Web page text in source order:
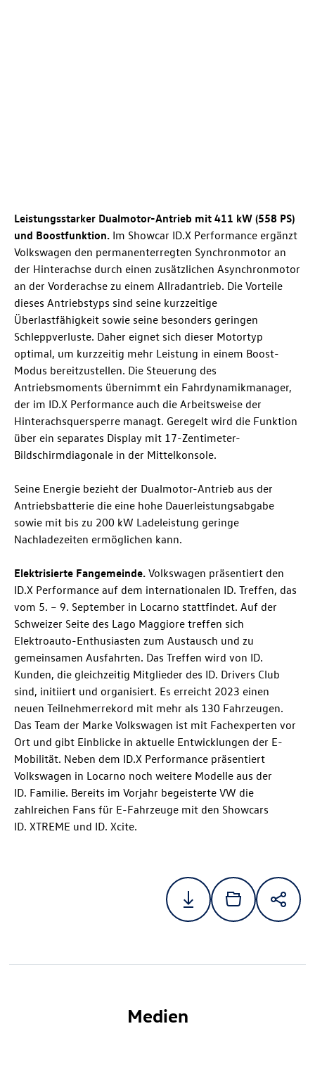
Leistungsstarker Dualmotor-Antrieb mit 411 kW (558 PS)
und Boostfunktion. Im Showcar ID.X Performance ergänzt
Volkswagen den permanenterregten Synchronmotor an
der Hinterachse durch einen zusätzlichen Asynchronmotor
an der Vorderachse zu einem Allradantrieb. Die Vorteile
dieses Antriebstyps sind seine kurzzeitige
Überlastfähigkeit sowie seine besonders geringen
Schleppverluste. Daher eignet sich dieser Motortyp
optimal, um kurzzeitig mehr Leistung in einem Boost-
Modus bereitzustellen. Die Steuerung des
Antriebsmoments übernimmt ein Fahrdynamikmanager,
der im ID.X Performance auch die Arbeitsweise der
Hinterachsquersperre managt. Geregelt wird die Funktion
über ein separates Display mit 17-Zentimeter-
Bildschirmdiagonale in der Mittelkonsole.
Seine Energie bezieht der Dualmotor-Antrieb aus der
Antriebsbatterie die eine hohe Dauerleistungsabgabe
sowie mit bis zu 200 kW Ladeleistung geringe
Nachladezeiten ermöglichen kann.
Elektrisierte Fangemeinde. Volkswagen präsentiert den
ID.X Performance auf dem internationalen ID. Treffen, das
vom 5. – 9. September in Locarno stattfindet. Auf der
Schweizer Seite des Lago Maggiore treffen sich
Elektroauto-Enthusiasten zum Austausch und zu
gemeinsamen Ausfahrten. Das Treffen wird von ID.
Kunden, die gleichzeitig Mitglieder des ID. Drivers Club
sind, initiiert und organisiert. Es erreicht 2023 einen
neuen Teilnehmerrekord mit mehr als 130 Fahrzeugen.
Das Team der Marke Volkswagen ist mit Fachexperten vor
Ort und gibt Einblicke in aktuelle Entwicklungen der E-
Mobilität. Neben dem ID.X Performance präsentiert
Volkswagen in Locarno noch weitere Modelle aus der
ID. Familie. Bereits im Vorjahr begeisterte VW die
zahlreichen Fans für E-Fahrzeuge mit den Showcars
ID. XTREME und ID. Xcite.
Medien